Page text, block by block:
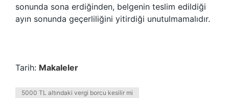
sonunda sona erdiğinden, belgenin teslim edildiği
ayın sonunda geçerliliğini yitirdiği unutulmamalıdır.
Tarih: Makaleler
5000 TL altındaki vergi borcu kesilir mi